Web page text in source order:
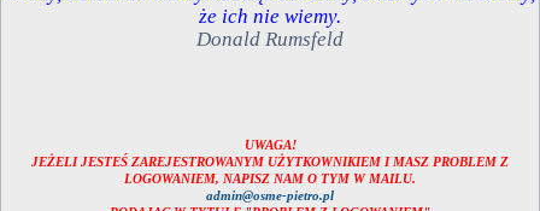
że ich nie wiemy.
Donald Rumsfeld
UWAGA!
JEŻELI JESTEŚ ZAREJESTROWANYM UŻYTKOWNIKIEM I MASZ PROBLEM Z
LOGOWANIEM, NAPISZ NAM O TYM W MAILU.
admin@osme-pietro.pl